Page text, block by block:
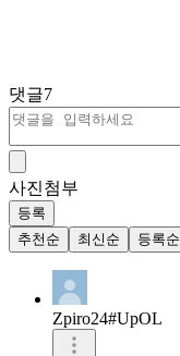
댓글7
사진첨부
등록
추천순
최신순 등록순
Zpiro24#UpOL